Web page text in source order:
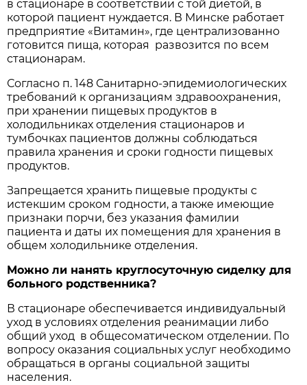
в стационаре в соответствии с той диетой, в
которой пациент нуждается. В Минске работает
предприятие «Витамин», где централизованно
готовится пища, которая развозится по всем
стационарам.
Согласно п. 148 Санитарно-эпидемиологических
требований к организациям здравоохранения,
при хранении пищевых продуктов в
холодильниках отделения стационаров и
тумбочках пациентов должны соблюдаться
правила хранения и сроки годности пищевых
продуктов.
Запрещается хранить пищевые продукты с
истекшим сроком годности, а также имеющие
признаки порчи, без указания фамилии
пациента и даты их помещения для хранения в
общем холодильнике отделения.
Можно ли нанять круглосуточную сиделку для
больного родственника?
В стационаре обеспечивается индивидуальный
уход в условиях отделения реанимации либо
общий уход в общесоматическом отделении. По
вопросу оказания социальных услуг необходимо
обращаться в органы социальной защиты
населения.